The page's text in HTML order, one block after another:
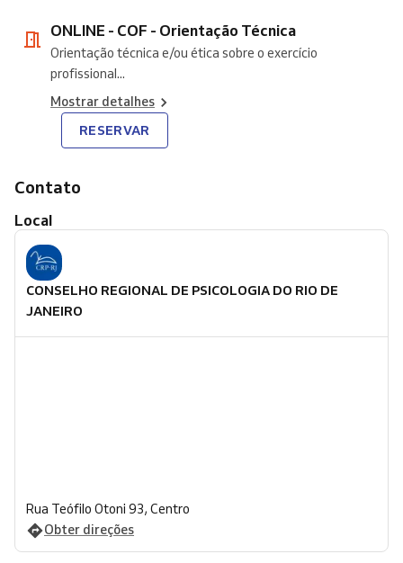
ONLINE - COF - Orientação Técnica
Orientação técnica e/ou ética sobre o exercício
profissional...
Mostrar detalhes
RESERVAR
Contato
Local
CONSELHO REGIONAL DE PSICOLOGIA DO RIO DE
JANEIRO
Rua Teófilo Otoni 93, Centro
Obter direções